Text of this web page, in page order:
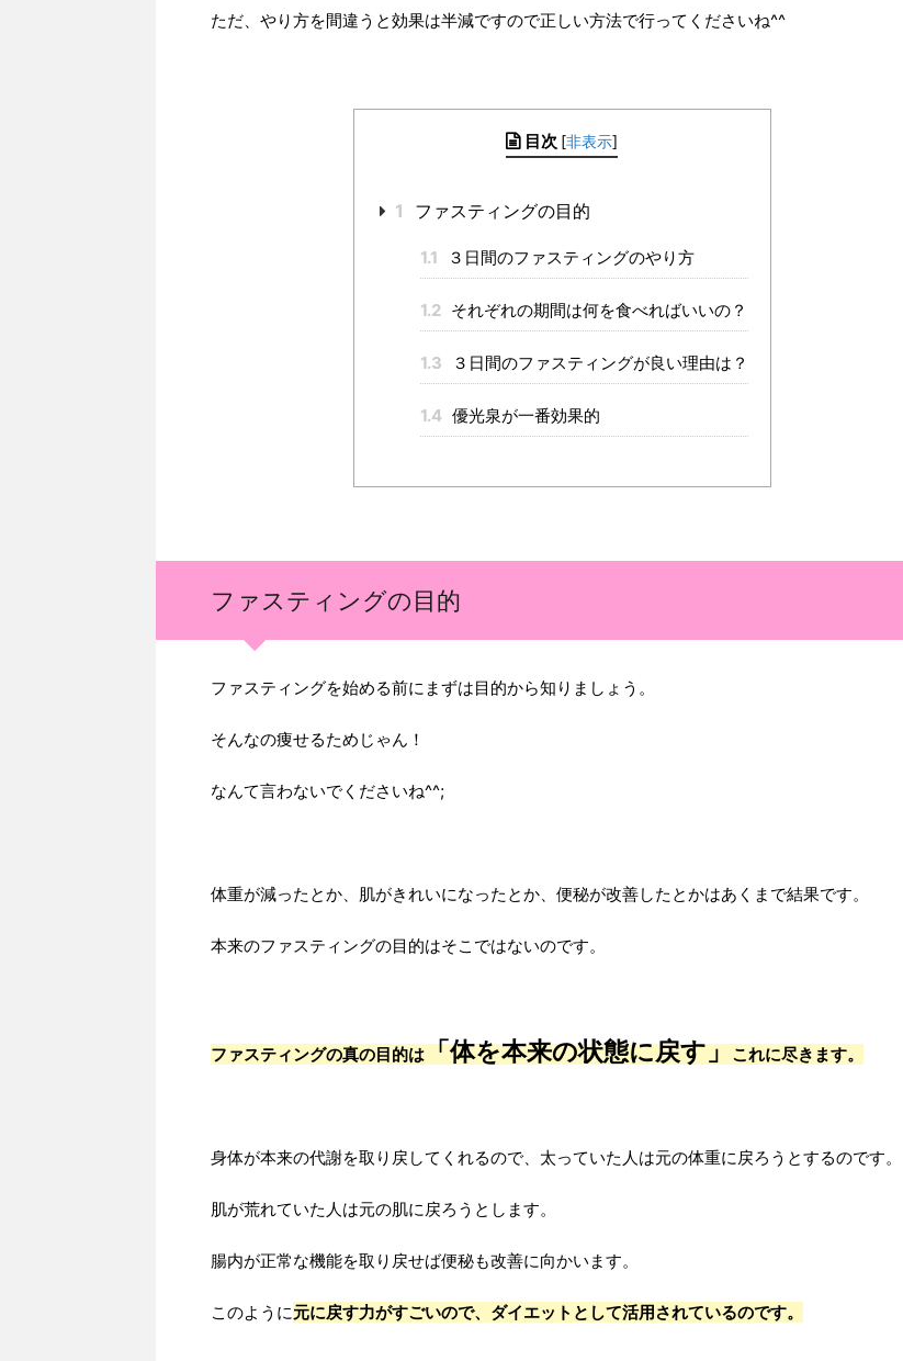
ただ、やり方を間違うと効果は半減ですので正しい方法で行ってくださいね^^
目次 [非表示]
1 ファスティングの目的
1.1 ３日間のファスティングのやり方
1.2 それぞれの期間は何を食べればいいの？
1.3 ３日間のファスティングが良い理由は？
1.4 優光泉が一番効果的
ファスティングの目的
ファスティングを始める前にまずは目的から知りましょう。
そんなの痩せるためじゃん！
なんて言わないでくださいね^^;
体重が減ったとか、肌がきれいになったとか、便秘が改善したとかはあくまで結果です。
本来のファスティングの目的はそこではないのです。
ファスティングの真の目的は「体を本来の状態に戻す」これに尽きます。
身体が本来の代謝を取り戻してくれるので、太っていた人は元の体重に戻ろうとするのです。
肌が荒れていた人は元の肌に戻ろうとします。
腸内が正常な機能を取り戻せば便秘も改善に向かいます。
このように元に戻す力がすごいので、ダイエットとして活用されているのです。